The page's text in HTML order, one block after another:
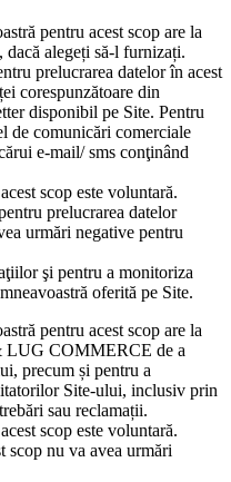
pentru acest scop are la
dacă alegeți să-l furnizați.
prelucrarea datelor în acest
corespunzătoare din
disponibil pe Site. Pentru
de comunicări comerciale
e-mail/ sms conţinând
scop este voluntară.
prelucrarea datelor
urmări negative pentru
şi pentru a monitoriza
oferită pe Site.
pentru acest scop are la
LUG COMMERCE de a
precum și pentru a
Site-ului, inclusiv prin
sau reclamații.
scop este voluntară.
scop nu va avea urmări